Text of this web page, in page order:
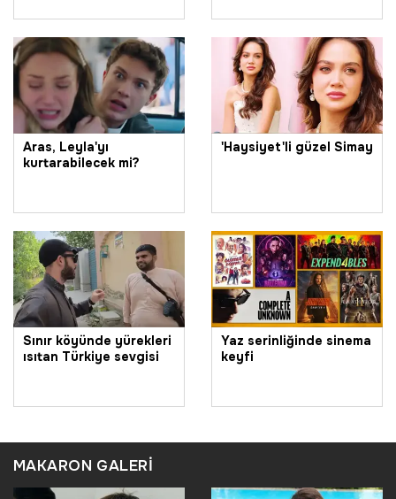
Aras, Leyla'yı
kurtarabilecek mi?
'Haysiyet'li güzel Simay
Sınır köyünde yürekleri
ısıtan Türkiye sevgisi
Yaz serinliğinde sinema
keyfi
MAKARON GALERİ